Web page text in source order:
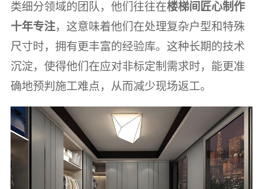
类细分领域的团队，他们往往在楼梯间匠心制作
十年专注，这意味着他们在处理复杂户型和特殊
尺寸时，拥有更丰富的经验库。这种长期的技术
沉淀，使得他们在应对非标定制需求时，能更准
确地预判施工难点，从而减少现场返工。